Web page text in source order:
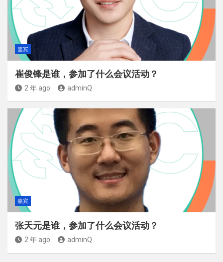
嘉宾
崔俊锋是谁，参加了什么会议活动？
2 年 ago adminQ
嘉宾
张天元是谁，参加了什么会议活动？
2 年 ago adminQ